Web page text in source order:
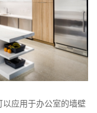
应用于办公室的墙壁